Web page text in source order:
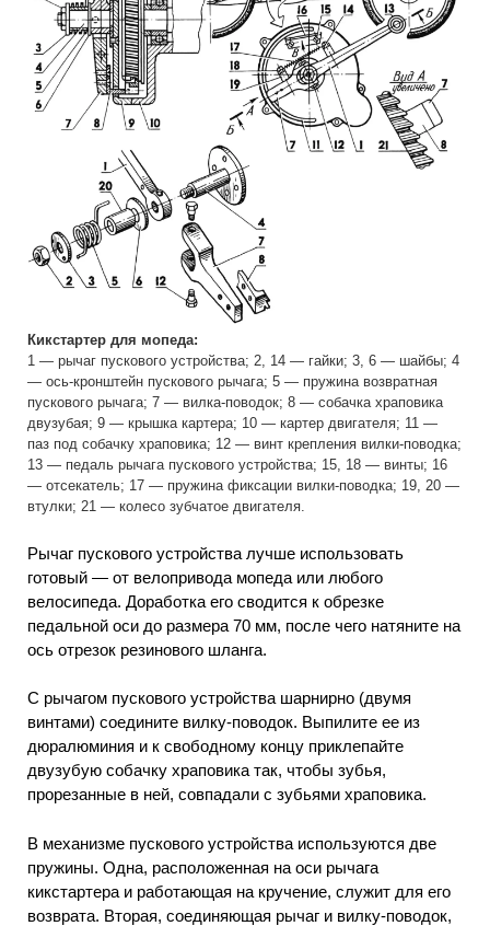
Кикстартер для мопеда:
1 — рычаг пускового устройства; 2, 14 — гайки; 3, 6 — шайбы; 4
— ось-кронштейн пускового рычага; 5 — пружина возвратная
пускового рычага; 7 — вилка-поводок; 8 — собачка храповика
двузубая; 9 — крышка картера; 10 — картер двигателя; 11 —
паз под собачку храповика; 12 — винт крепления вилки-поводка;
13 — педаль рычага пускового устройства; 15, 18 — винты; 16
— отсекатель; 17 — пружина фиксации вилки-поводка; 19, 20 —
втулки; 21 — колесо зубчатое двигателя.
Рычаг пускового устройства лучше использовать
готовый — от велопривода мопеда или любого
велосипеда. Доработка его сводится к обрезке
педальной оси до размера 70 мм, после чего натяните на
ось отрезок резинового шланга.
С рычагом пускового устройства шарнирно (двумя
винтами) соедините вилку-поводок. Выпилите ее из
дюралюминия и к свободному концу приклепайте
двузубую собачку храповика так, чтобы зубья,
прорезанные в ней, совпадали с зубьями храповика.
В механизме пускового устройства используются две
пружины. Одна, расположенная на оси рычага
кикстартера и работающая на кручение, служит для его
возврата. Вторая, соединяющая рычаг и вилку-поводок,